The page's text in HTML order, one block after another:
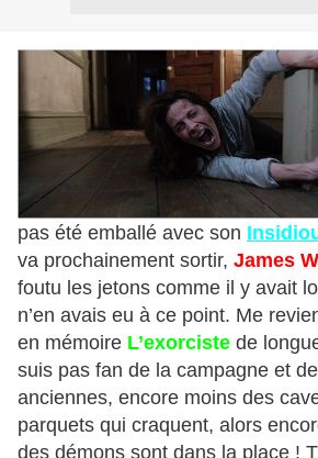
pas été emballé avec son
va prochainement sortir, James
foutu les jetons comme il y avait
n’en avais eu à ce point. Me
en mémoire L’exorciste de
suis pas fan de la campagne et
anciennes, encore moins des
parquets qui craquent, alors
des démons sont dans la place !